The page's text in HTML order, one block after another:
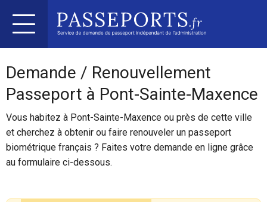
Demande / Renouvellement
Passeport à Pont-Sainte-Maxence
Vous habitez à Pont-Sainte-Maxence ou près de cette ville
et cherchez à obtenir ou faire renouveler un passeport
biométrique français ? Faites votre demande en ligne grâce
au formulaire ci-dessous.